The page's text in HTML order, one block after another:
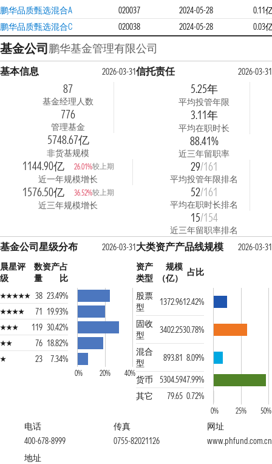
鹏华品质甄选混合A
020037 2024-05-28
0.11
鹏华品质甄选混合C
020038 2024-05-28 0.03
基金公司鹏华基金管理有限公司
基本信息 2026-03-31
87
基金经理人数
776
管理基金
5748.67亿
非货基规模
1144.90亿 26.01%较上期
近一年规模增长
1576.50亿 36.52%较上期
近三年规模增长
信托责任 2026-03-31
5.25年
平均投管年限
3.11年
平均在职时长
88.41%
近三年留职率
29/161
平均投管年限排名
52/161
平均在职时长排名
15/154
近三年留职率排名
基金公司星级分布
2026-03-31
晨星评
级
数
量
资产占
比
38 23.49%
71 19.93%
119 30.42%
76 18.82%
23
7.34%
0% 20% 40%
大类资产产品线规模
2026-03-31
资产
类型
规模
（亿）
占比
股票
型
1372.9612.42%
固收
型
3402.2530.78%
混合
型
893.81 8.09%
货币
5304.5947.99%
其它
79.65 0.72%
0% 25% 50%
电话
400-678-8999
传真
0755-82021126
网址
www.phfund.com.cn
地址